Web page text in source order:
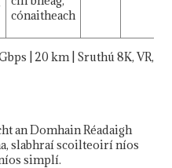
cónaitheach
| 20 km | Sruthú 8K, VR,
an Domhain Réadaigh
slabhraí scoilteoirí níos
simplí.